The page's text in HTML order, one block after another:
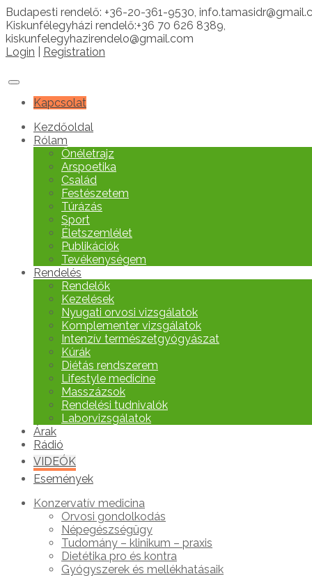
Budapesti rendelő: +36-20-361-9530,
Kiskunfélegyházi rendelő:+36 70 626 8389,
kiskunfelegyhazirendelo@gmail.com
Login
Registration
Kapcsolat
Kezdőoldal
Rólam
Önéletrajz
Arspoetika
Család
Festészetem
Túrázás
Sport
Életszemlélet
Publikációk
Tevékenységem
Rendelés
Rendelők
Kezelések
Nyugati orvosi vizsgálatok
Komplementer vizsgálatok
Intenzív természetgyógyászat
Kúrák
Diétás rendszerem
Lifestyle medicine
Masszázsok
Rendelési tudnivalók
Laborvizsgálatok
Árak
Rádió
VIDEÓK
Események
Konzervatív medicina
Orvosi gondolkodás
Népegészségügy
Tudomány – klinikum – praxis
Dietétika pro és kontra
Gyógyszerek és mellékhatásaik